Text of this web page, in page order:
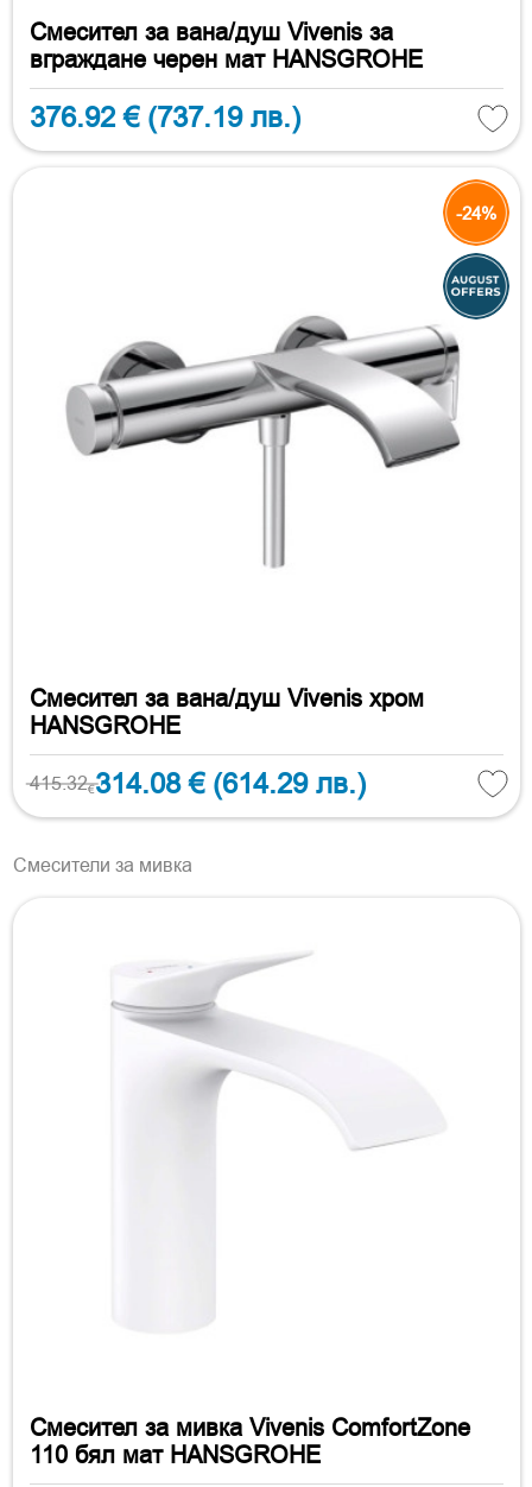
Смесител за вана/душ Vivenis за
вграждане черен мат HANSGROHE
376.92 € (737.19 лв.)
-24%
Смесител за вана/душ Vivenis хром
HANSGROHE
415.32€314.08 € (614.29 лв.)
Смесители за мивка
Смесител за мивка Vivenis ComfortZone
110 бял мат HANSGROHE